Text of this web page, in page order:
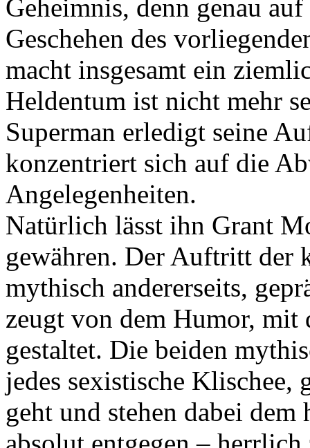
Geheimnis, denn genau
Geschehen des
macht insgesamt ein
Heldentum ist nicht mehr
Superman erledigt seine
konzentriert sich auf die
Angelegenheiten.
Natürlich lässt ihn Grant
gewähren. Der Auftritt der
mythisch andererseits,
zeugt von dem Humor,
gestaltet. Die beiden
jedes sexistische Klischee,
geht und stehen dabei